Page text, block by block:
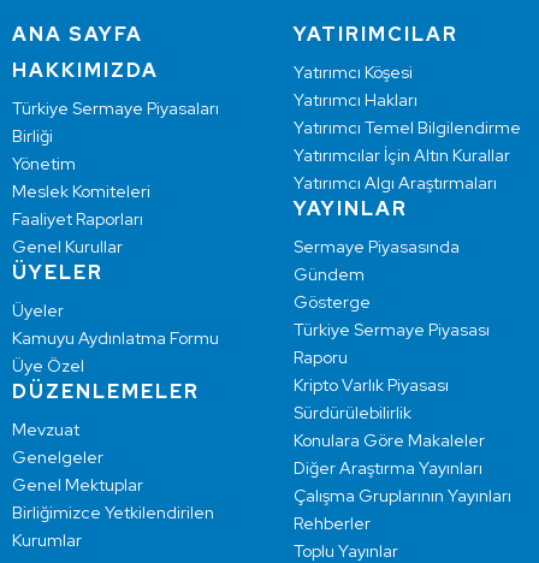
ANA SAYFA
HAKKIMIZDA
Türkiye Sermaye Piyasaları
Birliği
Yönetim
Meslek Komiteleri
Faaliyet Raporları
Genel Kurullar
ÜYELER
Üyeler
Kamuyu Aydınlatma Formu
Üye Özel
DÜZENLEMELER
Mevzuat
Genelgeler
Genel Mektuplar
Birliğimizce Yetkilendirilen
Kurumlar
YATIRIMCILAR
Yatırımcı Köşesi
Yatırımcı Hakları
Yatırımcı Temel Bilgilendirme
Yatırımcılar İçin Altın Kurallar
Yatırımcı Algı Araştırmaları
YAYINLAR
Sermaye Piyasasında
Gündem
Gösterge
Türkiye Sermaye Piyasası
Raporu
Kripto Varlık Piyasası
Sürdürülebilirlik
Konulara Göre Makaleler
Diğer Araştırma Yayınları
Çalışma Gruplarının Yayınları
Rehberler
Toplu Yayınlar